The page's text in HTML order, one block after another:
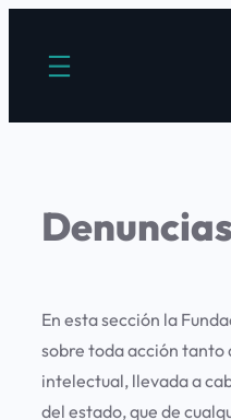
Denuncias
En esta sección la
sobre toda acción tanto
intelectual, llevada a
del estado, que de